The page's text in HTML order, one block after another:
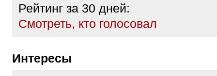
Рейтинг за 30 дней:
Cмотреть, кто голосовал
Интересы